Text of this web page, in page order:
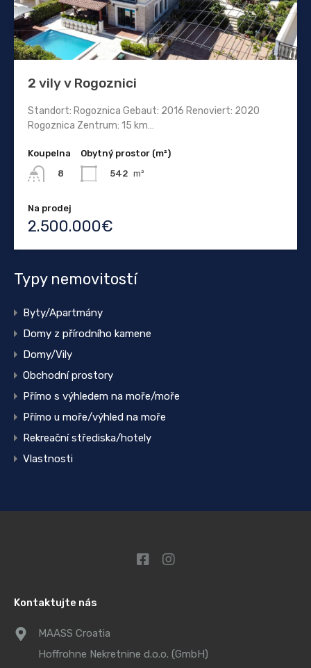
2 vily v Rogoznici
Standort: Rogoznica Gebaut: 2016 Renoviert: 2020
Rogoznica Zentrum: 15 km…
Koupelna
8
Obytný prostor (m²)
542 m²
Na prodej
2.500.000€
Typy nemovitostí
Byty/Apartmány
Domy z přírodního kamene
Domy/Vily
Obchodní prostory
Přímo s výhledem na moře/moře
Přímo u moře/výhled na moře
Rekreační střediska/hotely
Vlastnosti
Kontaktujte nás
MAASS Croatia
Hoffrohne Nekretnine d.o.o. (GmbH)